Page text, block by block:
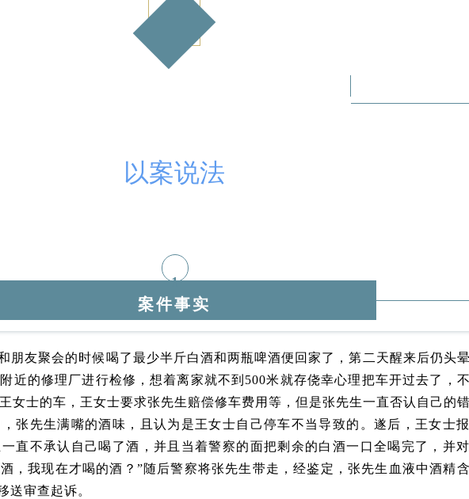
以案说法
1
案件事实
朋友聚会的时候喝了最少半斤白酒和两瓶啤酒便回家了，第二天醒来后仍头
近的修理厂进行检修，想着离家就不到500米就存侥幸心理把车开过去了，
女士的车，王女士要求张先生赔偿修车费用等，但是张先生一直否认自己的
张先生满嘴的酒味，且认为是王女士自己停车不当导致的。遂后，王女士
直不承认自己喝了酒，并且当着警察的面把剩余的白酒一口全喝完了，并
，我现在才喝的酒？”随后警察将张先生带走，经鉴定，张先生血液中酒精
送审查起诉。